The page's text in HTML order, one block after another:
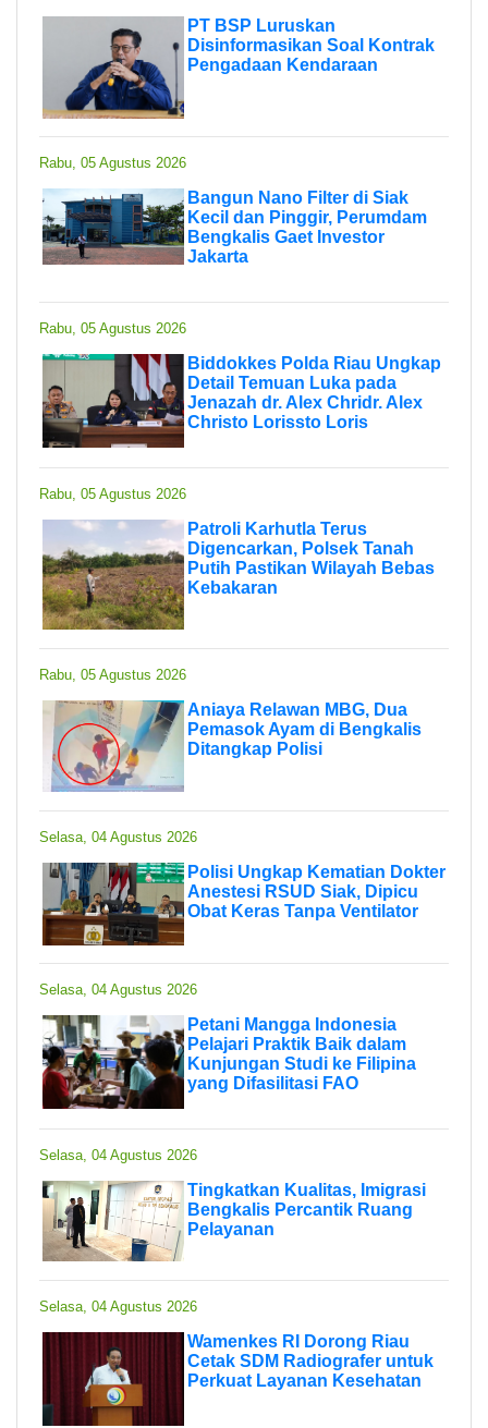
PT BSP Luruskan
Disinformasikan Soal Kontrak
Pengadaan Kendaraan
Rabu, 05 Agustus 2026
Bangun Nano Filter di Siak
Kecil dan Pinggir, Perumdam
Bengkalis Gaet Investor
Jakarta
Rabu, 05 Agustus 2026
Biddokkes Polda Riau Ungkap
Detail Temuan Luka pada
Jenazah dr. Alex Chridr. Alex
Christo Lorissto Loris
Rabu, 05 Agustus 2026
Patroli Karhutla Terus
Digencarkan, Polsek Tanah
Putih Pastikan Wilayah Bebas
Kebakaran
Rabu, 05 Agustus 2026
Aniaya Relawan MBG, Dua
Pemasok Ayam di Bengkalis
Ditangkap Polisi
Selasa, 04 Agustus 2026
Polisi Ungkap Kematian Dokter
Anestesi RSUD Siak, Dipicu
Obat Keras Tanpa Ventilator
Selasa, 04 Agustus 2026
Petani Mangga Indonesia
Pelajari Praktik Baik dalam
Kunjungan Studi ke Filipina
yang Difasilitasi FAO
Selasa, 04 Agustus 2026
Tingkatkan Kualitas, Imigrasi
Bengkalis Percantik Ruang
Pelayanan
Selasa, 04 Agustus 2026
Wamenkes RI Dorong Riau
Cetak SDM Radiografer untuk
Perkuat Layanan Kesehatan